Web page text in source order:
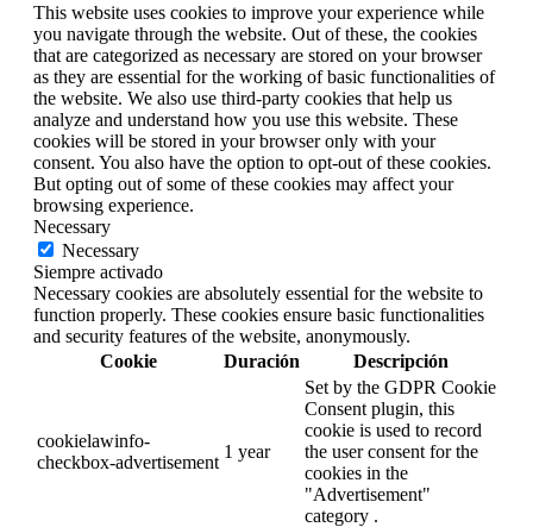
This website uses cookies to improve your experience while
you navigate through the website. Out of these, the cookies
that are categorized as necessary are stored on your browser
as they are essential for the working of basic functionalities of
the website. We also use third-party cookies that help us
analyze and understand how you use this website. These
cookies will be stored in your browser only with your
consent. You also have the option to opt-out of these cookies.
But opting out of some of these cookies may affect your
browsing experience.
Necessary
Necessary
Siempre activado
Necessary cookies are absolutely essential for the website to
function properly. These cookies ensure basic functionalities
and security features of the website, anonymously.
Cookie
Duración Descripción
cookielawinfo-
checkbox-advertisement
1 year
Set by the GDPR Cookie
Consent plugin, this
cookie is used to record
the user consent for the
cookies in the
"Advertisement"
category .